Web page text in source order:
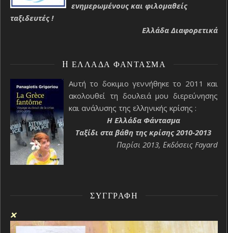
ενημερωμένους και φιλομαθείς
ταξιδευτές !
Ελλάδα Διαφορετικά
H ΕΛΛΆΔΑ ΦΆΝΤΑΣΜΑ
Αυτή το δοκιμιο γεννήθηκε το 2011 και
ακολουθεί τη δουλειά μου διερεύνησης
και ανάλυσης της ελληνικής κρίσης :
H Ελλάδα Φάντασμα
Ταξίδι στα βάθη της κρίσης 2010-2013
Παρίσι 2013, Εκδόσεις Fayard
ΣΥΓΓΡΑΦΉ
❌